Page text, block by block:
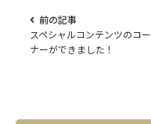
前の記事
スペシャルコンテンツのコー
ナーができました！